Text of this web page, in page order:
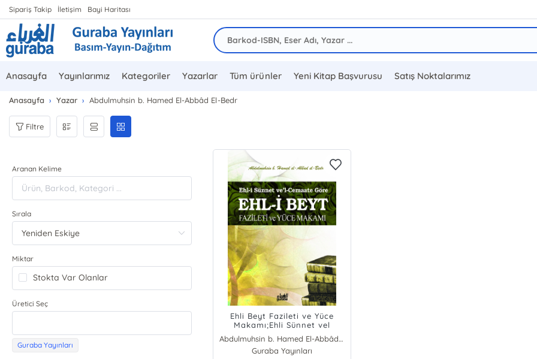
Sipariş Takip İletişim Bayi Haritası
Anasayfa Yayınlarımız Kategoriler Yazarlar Tüm ürünler Yeni Kitap Başvurusu Satış Noktalarımız
Anasayfa Yazar Abdulmuhsin b. Hamed El-Abbâd El-Bedr
Filtre
Aranan Kelime
Sırala
Miktar
Stokta Var Olanlar
Üretici Seç
Guraba Yayınları
Ehli Beyt Fazileti ve Yüce
Makamı;Ehli Sünnet vel
Cemaate Göre
Abdulmuhsin b. Hamed El-Abbâd El-Bedr
Guraba Yayınları